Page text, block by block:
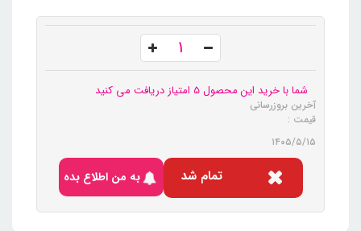
شما با خرید این محصول 5 امتیاز دریافت می کنید
آخرین بروزرسانی
قیمت :
۱۴۰۵/۵/۱۵
تمام شد به من اطلاع بده